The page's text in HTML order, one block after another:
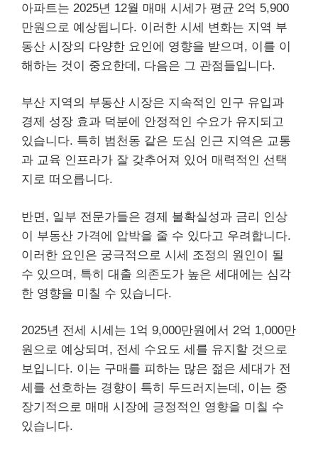
아파트는 2025년 12월 매매 시세가 평균 2억 5,900
만원으로 예상됩니다. 이러한 시세 변화는 지역 부
동산 시장의 다양한 요인에 영향을 받으며, 이를 이
해하는 것이 중요한데, 다음은 그 관점들입니다.
부산 지역의 부동산 시장은 지속적인 인구 유입과
경제 성장 효과 덕분에 안정적인 수요가 유지되고
있습니다. 특히 범천동 같은 도심 인근 지역은 교통
과 교육 인프라가 잘 갖추어져 있어 매력적인 선택
지로 떠오릅니다.
반면, 일부 전문가들은 경제 불확실성과 금리 인상
이 부동산 가격에 압박을 줄 수 있다고 우려합니다.
이러한 요인은 궁극적으로 시세 조정의 원인이 될
수 있으며, 특히 대출 의존도가 높은 세대에는 심각
한 영향을 미칠 수 있습니다.
2025년 전세 시세는 1억 9,000만원에서 2억 1,000만
원으로 예상되며, 전세 수요도 세를 유지할 것으로
보입니다. 이는 구매를 피하는 많은 젊은 세대가 전
세를 선호하는 경향이 특히 두드러지는데, 이는 중
장기적으로 매매 시장에 긍정적인 영향을 미칠 수
있습니다.